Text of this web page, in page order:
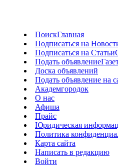
ПоискГлавная
Подписаться на
Подписаться на Статьи
Подать объявление
Доска объявлений
Подать объявление на
Академгородок
О нас
Афиша
Прайс
Юридическая
Политика
Карта сайта
Написать в редакцию
Войти